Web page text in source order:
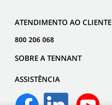
ATENDIMENTO AO CLIENTE
800 206 068
SOBRE A TENNANT
ASSISTÊNCIA